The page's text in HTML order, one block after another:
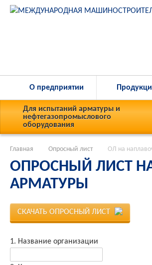
О предприятии
Для испытаний арматуры и
нефтегазопромыслового
оборудования
Главная Опросный лист ОЛ на
ОПРОСНЫЙ ЛИСТ
АРМАТУРЫ
СКАЧАТЬ ОПРОСНЫЙ ЛИСТ
1. Название организации